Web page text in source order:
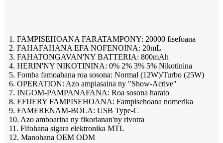
1. FAMPISEHOANA FARATAMPONY: 20000 fisefoana
2. FAHAFAHANA EFA NOFENOINA: 20mL
3. FAHATONGAVAN'NY BATTERIA: 800mAh
4. HERIN'NY NIKOTININA: 0% 2% 3% 5% Nikotinina
5. Fomba famoahana roa sosona: Normal (12W)/Turbo (25W)
6. OPERATION: Azo ampiasaina ny "Show-Active"
7. INGOM-PAMPANAFANA: Roa sosona harato
8. EFIJERY FAMPISEHOANA: Fampisehoana nomerika
9. FAMERENAM-BOLA: USB Type-C
10. Azo amboarina ny fikorianan'ny rivotra
11. Fifohana sigara elektronika MTL
12. Manohana OEM ODM